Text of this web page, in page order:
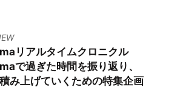
リアルタイムクロニクル
で過ぎた時間を振り返り、
み上げていくための特集企画